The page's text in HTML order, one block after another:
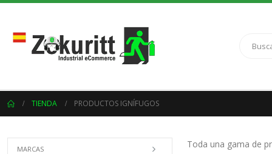
TIENDA PRODUCTOS IGNÍFUGOS
Toda una gama de
MARCAS